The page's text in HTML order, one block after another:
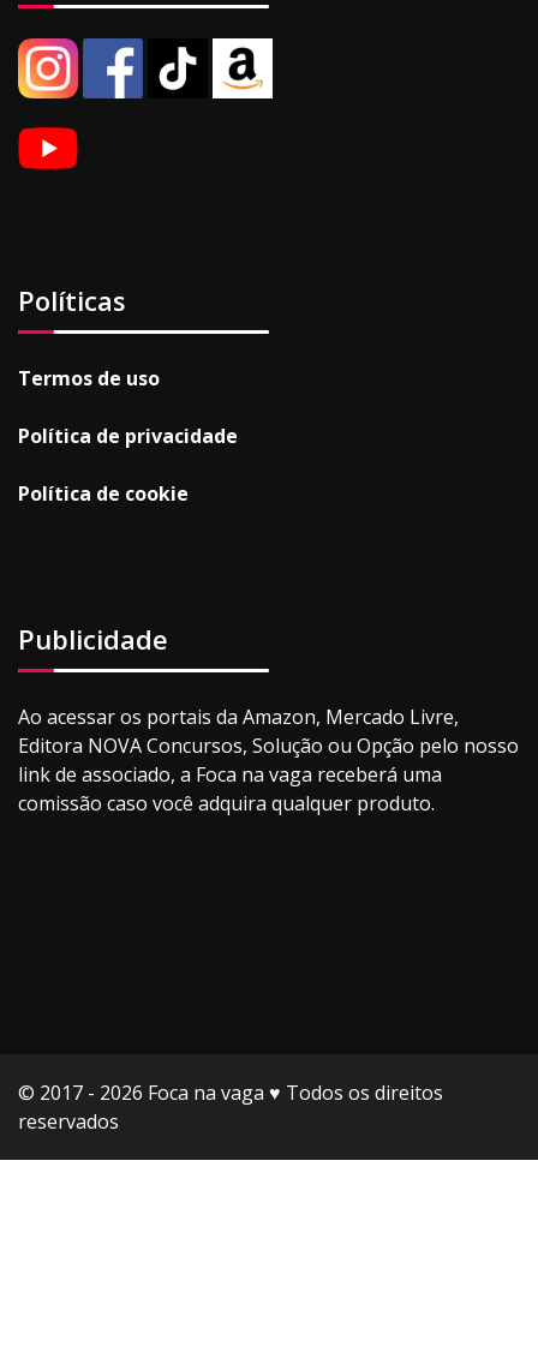
Políticas
Termos de uso
Política de privacidade
Política de cookie
Publicidade
Ao acessar os portais da Amazon, Mercado Livre,
Editora NOVA Concursos, Solução ou Opção pelo nosso
link de associado, a Foca na vaga receberá uma
comissão caso você adquira qualquer produto.
© 2017 - 2026 Foca na vaga ♥️ Todos os direitos
reservados